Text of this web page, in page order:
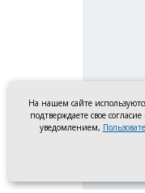
На нашем сайте
подтверждаете свое
уведомлением,